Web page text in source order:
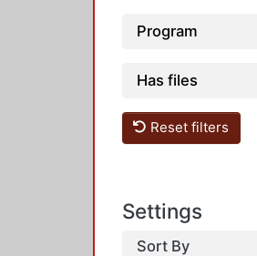
Program
Has files
Reset filters
Settings
Sort By